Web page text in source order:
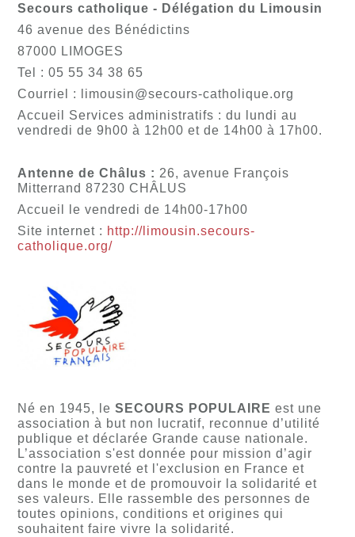
Secours catholique - Délégation du Limousin
46 avenue des Bénédictins
87000 LIMOGES
Tel : 05 55 34 38 65
Courriel : limousin@secours-catholique.org
Accueil Services administratifs : du lundi au
vendredi de 9h00 à 12h00 et de 14h00 à 17h00.
Antenne de Châlus : 26, avenue François
Mitterrand 87230 CHÂLUS
Accueil le vendredi de 14h00-17h00
Site internet : http://limousin.secours-
catholique.org/
Né en 1945, leSECOURS POPULAIRE est une
association à but non lucratif, reconnue d’utilité
publique et déclarée Grande cause nationale.
L’association s'est donnée pour mission d’agir
contre la pauvreté et l'exclusion en France et
dans le monde et de promouvoir la solidarité et
ses valeurs. Elle rassemble des personnes de
toutes opinions, conditions et origines qui
souhaitent faire vivre la solidarité.